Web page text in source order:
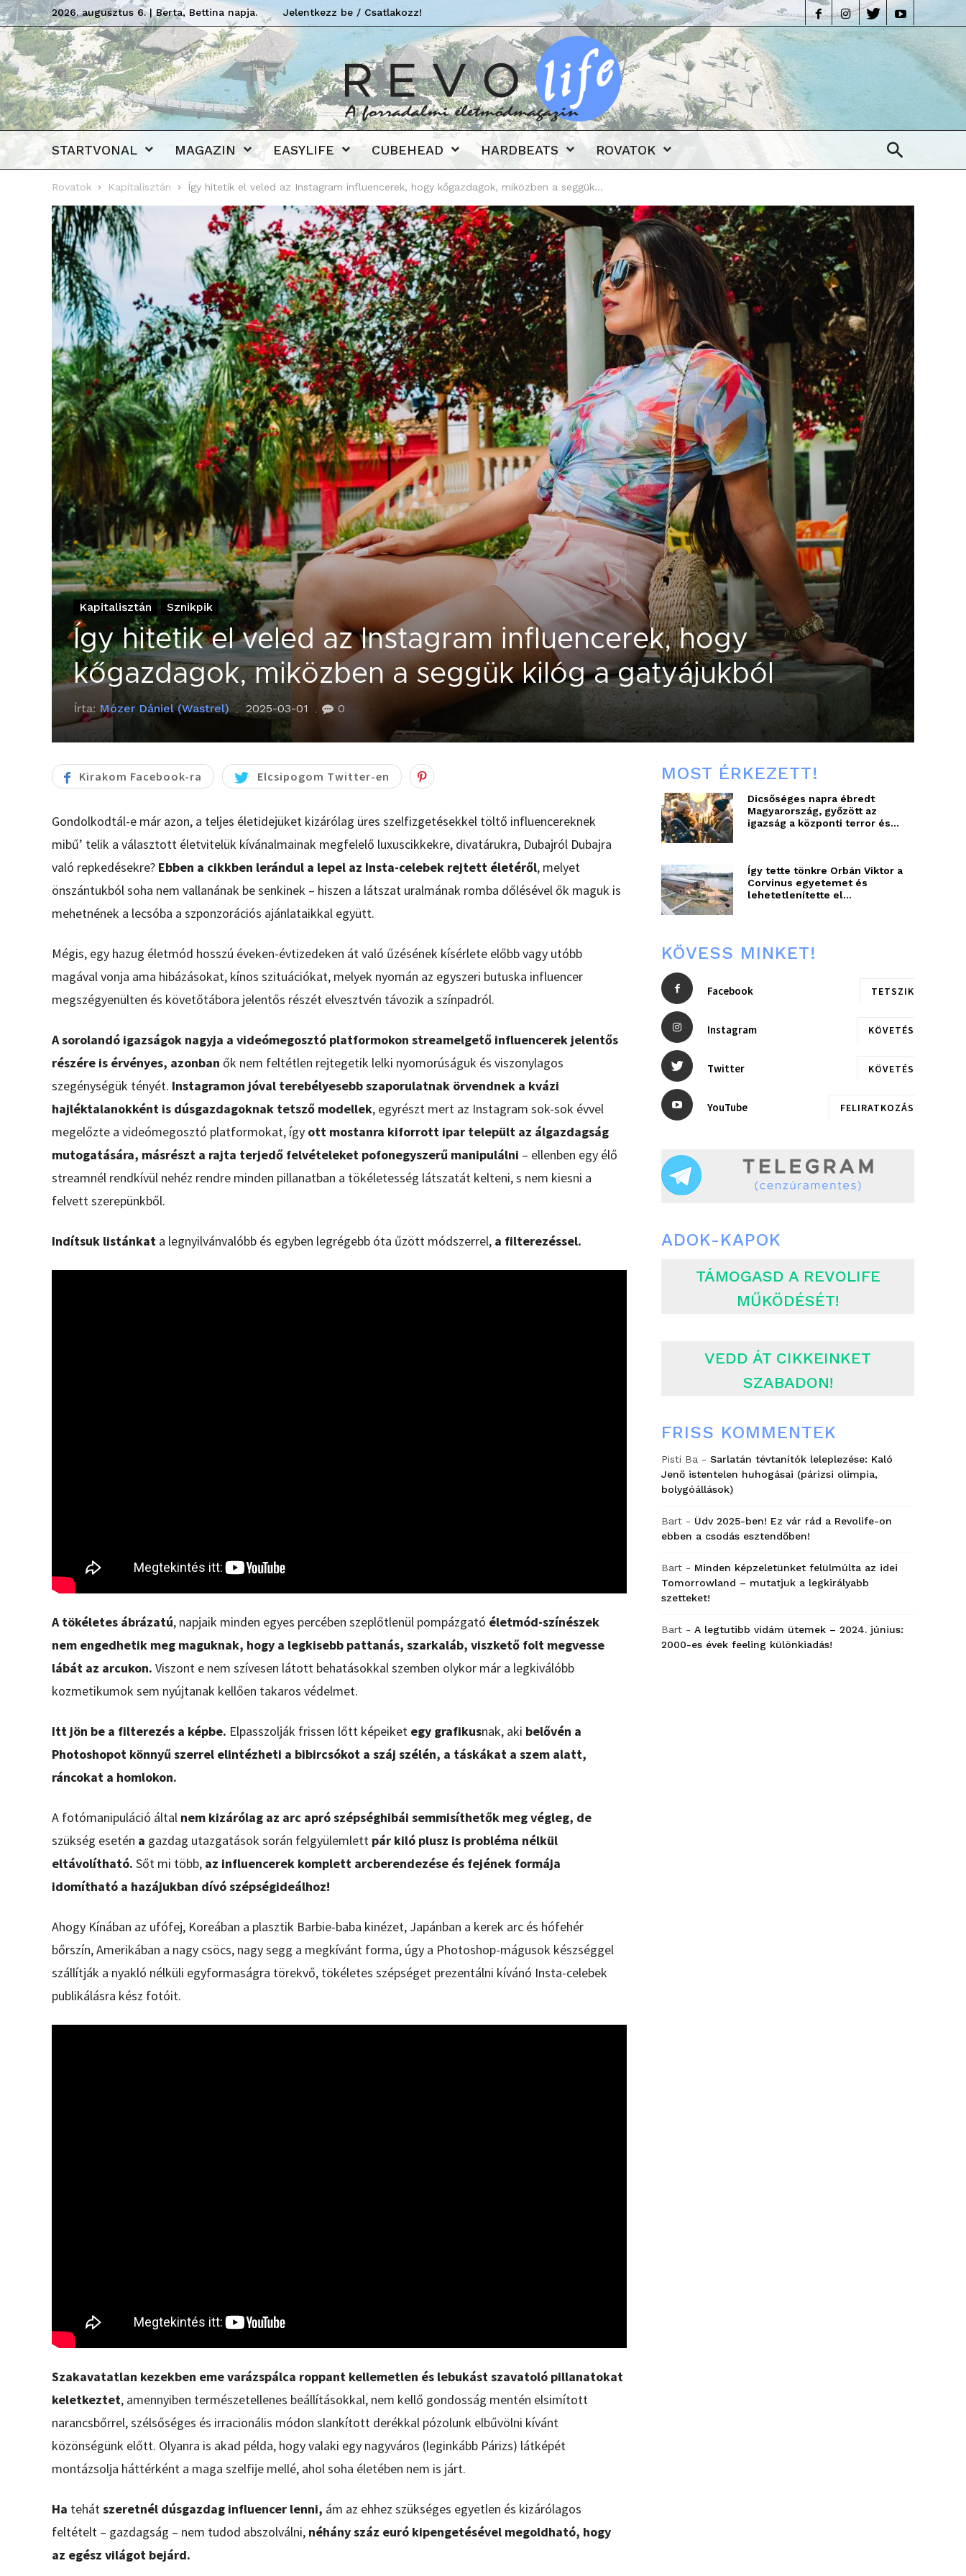
2026. augusztus 6. | Berta, Bettina napja. Jelentkezz be / Csatlakozz!
Revolife
STARTVONAL MAGAZIN EASYLIFE CUBEHEAD HARDBEATS ROVATOK
Rovatok Kapitalisztán Így hitetik el veled az Instagram influencerek, hogy kőgazdagok, miközben a seggük...
Kapitalisztán Sznikpik
Így hitetik el veled az Instagram influencerek, hogy
kőgazdagok, miközben a seggük kilóg a gatyájukból
Írta: Mózer Dániel (Wastrel) 2025-03-01 0
Kirakom Facebook-ra Elcsipogom Twitter-en
Gondolkodtál-e már azon, a teljes életidejüket kizárólag üres szelfizgetésekkel töltő influencereknek
mibű’ telik a választott életvitelük kívánalmainak megfelelő luxuscikkekre, divatárukra, Dubajról Dubajra
való repkedésekre? Ebben a cikkben lerándul a lepel az Insta-celebek rejtett életéről, melyet
önszántukból soha nem vallanának be senkinek – hiszen a látszat uralmának romba dőlésével ők maguk is
mehetnének a lecsóba a szponzorációs ajánlataikkal együtt.
Mégis, egy hazug életmód hosszú éveken-évtizedeken át való űzésének kísérlete előbb vagy utóbb
magával vonja ama hibázásokat, kínos szituációkat, melyek nyomán az egyszeri butuska influencer
megszégyenülten és követőtábora jelentős részét elvesztvén távozik a színpadról.
A sorolandó igazságok nagyja a videómegosztó platformokon streamelgető influencerek jelentős
részére is érvényes, azonban ők nem feltétlen rejtegetik lelki nyomorúságuk és viszonylagos
szegénységük tényét. Instagramon jóval terebélyesebb szaporulatnak örvendnek a kvázi
hajléktalanokként is dúsgazdagoknak tetsző modellek, egyrészt mert az Instagram sok-sok évvel
megelőzte a videómegosztó platformokat, így ott mostanra kiforrott ipar települt az álgazdagság
mutogatására, másrészt a rajta terjedő felvételeket pofonegyszerű manipulálni – ellenben egy élő
streamnél rendkívül nehéz rendre minden pillanatban a tökéletesség látszatát kelteni, s nem kiesni a
felvett szerepünkből.
Indítsuk listánkat a legnyilvánvalóbb és egyben legrégebb óta űzött módszerrel, a filterezéssel.
A tökéletes ábrázatú, napjaik minden egyes percében szeplőtlenül pompázgató életmód-színészek
nem engedhetik meg maguknak, hogy a legkisebb pattanás, szarkaláb, viszkető folt megvesse
lábát az arcukon. Viszont e nem szívesen látott behatásokkal szemben olykor már a legkiválóbb
kozmetikumok sem nyújtanak kellően takaros védelmet.
Itt jön be a filterezés a képbe. Elpasszolják frissen lőtt képeiket egy grafikusnak, aki belővén a
Photoshopot könnyű szerrel elintézheti a bibircsókot a száj szélén, a táskákat a szem alatt,
ráncokat a homlokon.
A fotómanipuláció által nem kizárólag az arc apró szépséghibái semmisíthetők meg végleg, de
szükség esetén a gazdag utazgatások során felgyülemlett pár kiló plusz is probléma nélkül
eltávolítható. Sőt mi több, az influencerek komplett arcberendezése és fejének formája
idomítható a hazájukban dívó szépségideálhoz!
Ahogy Kínában az ufófej, Koreában a plasztik Barbie-baba kinézet, Japánban a kerek arc és hófehér
bőrszín, Amerikában a nagy csöcs, nagy segg a megkívánt forma, úgy a Photoshop-mágusok készséggel
szállítják a nyakló nélküli egyformaságra törekvő, tökéletes szépséget prezentálni kívánó Insta-celebek
publikálásra kész fotóit.
Szakavatatlan kezekben eme varázspálca roppant kellemetlen és lebukást szavatoló pillanatokat
keletkeztet, amennyiben természetellenes beállításokkal, nem kellő gondosság mentén elsimított
narancsbőrrel, szélsőséges és irracionális módon slankított derékkal pózolunk elbűvölni kívánt
közönségünk előtt. Olyanra is akad példa, hogy valaki egy nagyváros (leginkább Párizs) látképét
montázsolja háttérként a maga szelfije mellé, ahol soha életében nem is járt.
Ha tehátszeretnél dúsgazdag influencer lenni, ám az ehhez szükséges egyetlen és kizárólagos
feltételt – gazdagság – nem tudod abszolválni, néhány száz euró kipengetésével megoldható, hogy
az egész világot bejárd.
MOST ÉRKEZETT!
Dicsőséges napra ébredt
Magyarország, győzött az
igazság a központi terror és...
Így tette tönkre Orbán Viktor a
Corvinus egyetemet és
lehetetlenítette el...
KÖVESS MINKET!
Facebook TETSZIK
Instagram KÖVETÉS
Twitter KÖVETÉS
YouTube FELIRATKOZÁS
ADOK-KAPOK
TÁMOGASD A REVOLIFE
MŰKÖDÉSÉT!
VEDD ÁT CIKKEINKET
SZABADON!
FRISS KOMMENTEK
Pisti Ba - Sarlatán tévtanítók leleplezése: Kaló
Jenő istentelen huhogásai (párizsi olimpia,
bolygóállások)
Bart - Üdv 2025-ben! Ez vár rád a Revolife-on
ebben a csodás esztendőben!
Bart - Minden képzeletünket felülmúlta az idei
Tomorrowland – mutatjuk a legkirályabb
szetteket!
Bart - A legtutibb vidám ütemek – 2024. június:
2000-es évek feeling különkiadás!